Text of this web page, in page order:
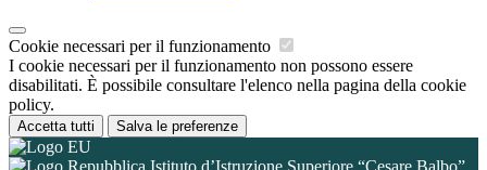
Cookie necessari per il funzionamento
I cookie necessari per il funzionamento non possono essere
disabilitati. È possibile consultare l'elenco nella pagina della cookie
policy.
Accetta tutti Salva le preferenze